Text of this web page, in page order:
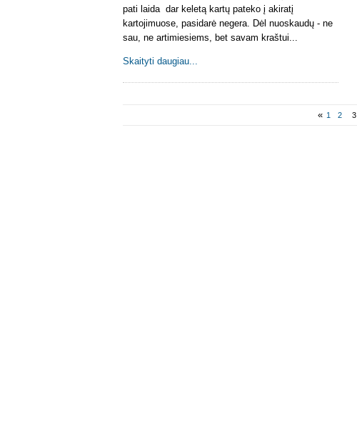
pati laida dar keletą kartų pateko į akiratį
kartojimuose, pasidarė negera. Dėl nuoskaudų - ne
sau, ne artimiesiems, bet savam kraštui...
Skaityti daugiau...
« 1 2 3